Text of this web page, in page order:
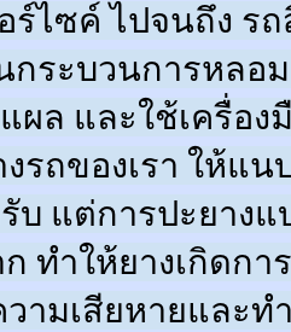
ร์ไซค์ ไปจนถึง ร
กระบวนการหลอ
ผล และใช้เครื่อง
งรถของเรา ให้แ
บ แต่การปะยาง
ทำให้ยางเกิดกา
วามเสียหายและท